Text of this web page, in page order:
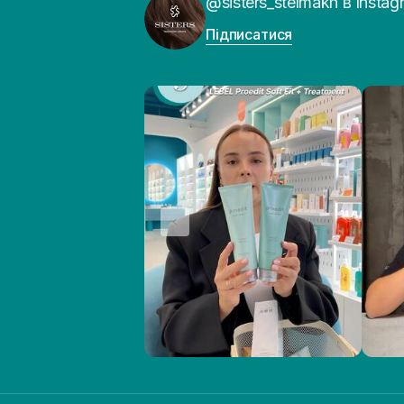
Підписатися